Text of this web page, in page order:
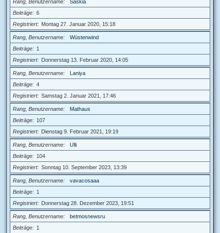
Rang, Benutzername
Saskia
Beiträge
6
Registriert
Montag 27. Januar 2020, 15:18
Rang, Benutzername
Wüstenwind
Beiträge
1
Registriert
Donnerstag 13. Februar 2020, 14:05
Rang, Benutzername
Laniya
Beiträge
4
Registriert
Samstag 2. Januar 2021, 17:46
Rang, Benutzername
Mathaus
Beiträge
107
Registriert
Dienstag 9. Februar 2021, 19:19
Rang, Benutzername
Ulli
Beiträge
104
Registriert
Sonntag 10. September 2023, 13:39
Rang, Benutzername
vavacosaaa
Beiträge
1
Registriert
Donnerstag 28. Dezember 2023, 19:51
Rang, Benutzername
betmosnewsru
Beiträge
1